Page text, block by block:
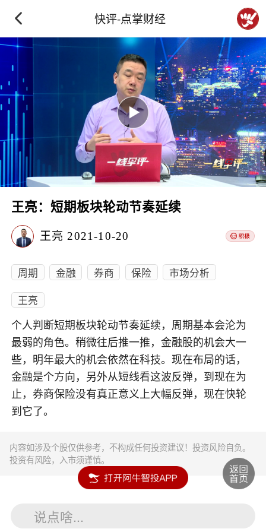
快评-点掌财经
王亮：短期板块轮动节奏延续
王亮 2021-10-20
周期 金融 券商 保险
市场分析
王亮
个人判断短期板块轮动节奏延续，周期基本会沦为
最弱的角色。稍微往后推一推，金融股的机会大一
些，明年最大的机会依然在科技。现在布局的话，
金融是个方向，另外从短线看这波反弹，到现在为
止，券商保险没有真正意义上大幅反弹，现在快轮
到它了。
内容如涉及个股仅供参考，不构成任何投资建议！投资风险自负。
投资有风险，入市须谨慎。
说点啥...